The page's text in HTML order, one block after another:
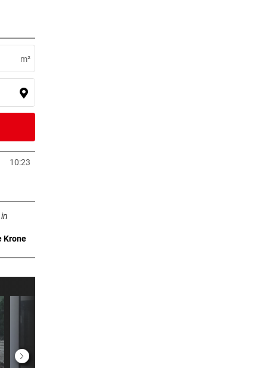
Minuten
Stunde
Stunde
Stunde
m²
10:23
Tab öffnen
neuem Tab öffnen
Krone